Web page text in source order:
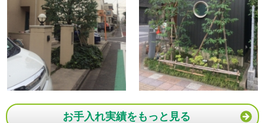
お手入れ実績をもっと見る